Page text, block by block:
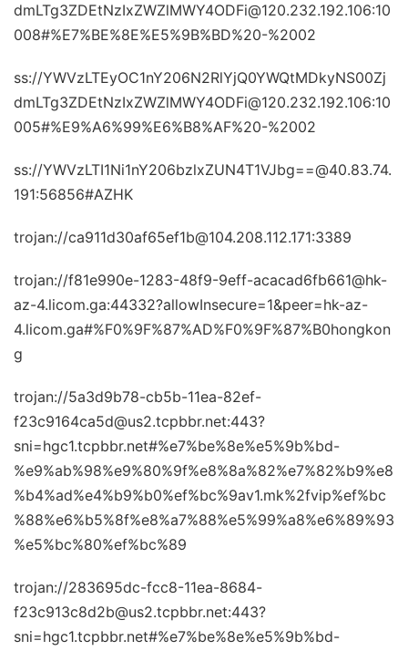
dmLTg3ZDEtNzIxZWZlMWY4ODFi@120.232.192.106:10
008#%E7%BE%8E%E5%9B%BD%20-%2002
ss://YWVzLTEyOC1nY206N2RlYjQ0YWQtMDkyNS00Zj
dmLTg3ZDEtNzIxZWZlMWY4ODFi@120.232.192.106:10
005#%E9%A6%99%E6%B8%AF%20-%2002
ss://YWVzLTI1Ni1nY206bzlxZUN4T1VJbg==@40.83.74.
191:56856#AZHK
trojan://ca911d30af65ef1b@104.208.112.171:3389
trojan://f81e990e-1283-48f9-9eff-acacad6fb661@hk-
az-4.licom.ga:44332?allowInsecure=1&peer=hk-az-
4.licom.ga#%F0%9F%87%AD%F0%9F%87%B0hongkon
g
trojan://5a3d9b78-cb5b-11ea-82ef-
f23c9164ca5d@us2.tcpbbr.net:443?
sni=hgc1.tcpbbr.net#%e7%be%8e%e5%9b%bd-
%e9%ab%98%e9%80%9f%e8%8a%82%e7%82%b9%e8
%b4%ad%e4%b9%b0%ef%bc%9av1.mk%2fvip%ef%bc
%88%e6%b5%8f%e8%a7%88%e5%99%a8%e6%89%93
%e5%bc%80%ef%bc%89
trojan://283695dc-fcc8-11ea-8684-
f23c913c8d2b@us2.tcpbbr.net:443?
sni=hgc1.tcpbbr.net#%e7%be%8e%e5%9b%bd-